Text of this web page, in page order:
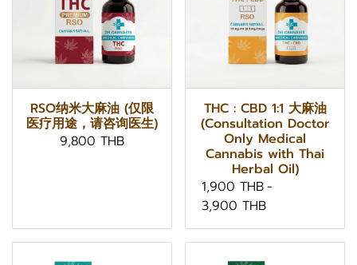
RSO纳米大麻油 (仅限
医疗用途，请咨询医生)
9,800 THB
THC : CBD 1:1 大麻油
(Consultation Doctor
Only Medical
Cannabis with Thai
Herbal Oil)
1,900 THB-
3,900 THB